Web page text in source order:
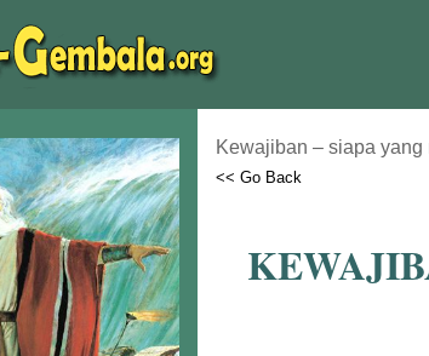
Kewajiban – siapa
<< Go Back